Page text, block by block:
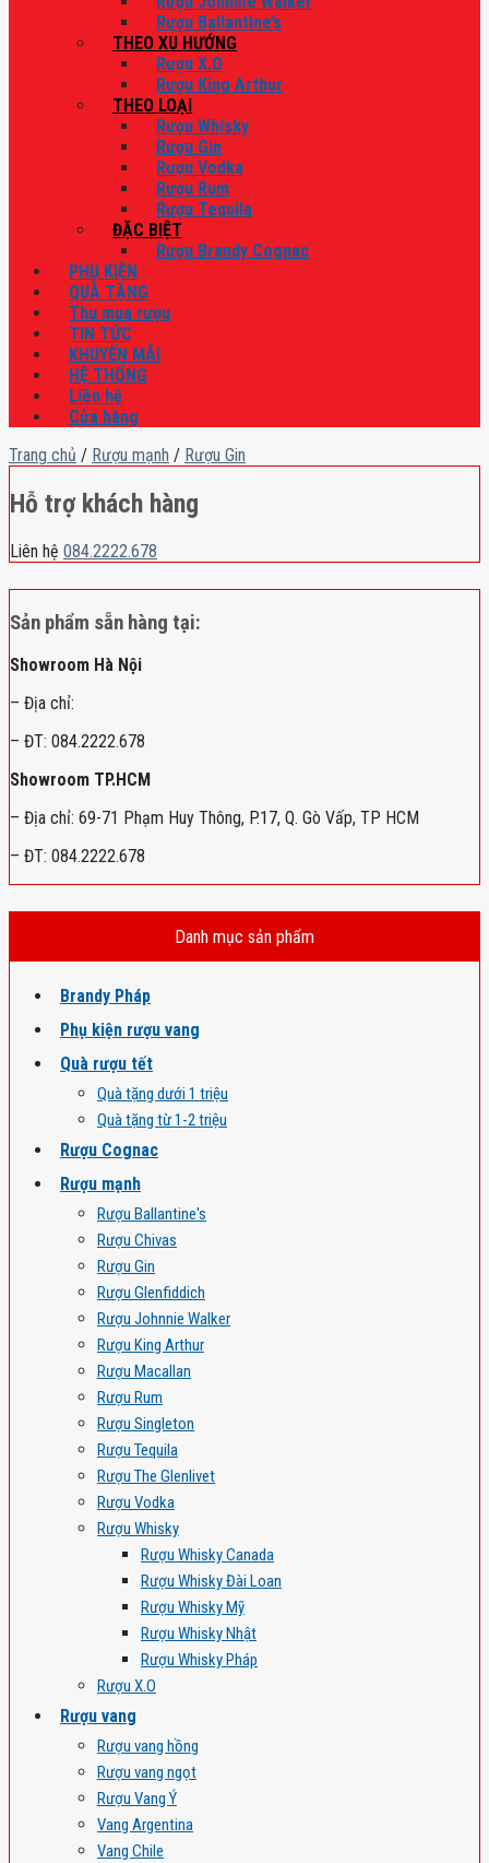
Rượu Ballantine’s
THEO XU HƯỚNG
Rượu X.O
Rượu King Arthur
THEO LOẠI
Rượu Whisky
Rượu Gin
Rượu Vodka
Rượu Rum
Rượu Tequila
ĐẶC BIỆT
Rượu Brandy Cognac
PHỤ KIỆN
QUÀ TẶNG
Thu mua rượu
TIN TỨC
KHUYẾN MÃI
HỆ THỐNG
Liên hệ
Cửa hàng
Trang chủ / Rượu mạnh / Rượu Gin
Hỗ trợ khách hàng
Liên hệ 084.2222.678
Sản phẩm sẵn hàng tại:
Showroom Hà Nội
– Địa chỉ:
– ĐT: 084.2222.678
Showroom TP.HCM
– Địa chỉ: 69-71 Phạm Huy Thông, P.17, Q. Gò Vấp, TP HCM
– ĐT: 084.2222.678
Danh mục sản phẩm
Brandy Pháp
Phụ kiện rượu vang
Quà rượu tết
Quà tặng dưới 1 triệu
Quà tặng từ 1-2 triệu
Rượu Cognac
Rượu mạnh
Rượu Ballantine's
Rượu Chivas
Rượu Gin
Rượu Glenfiddich
Rượu Johnnie Walker
Rượu King Arthur
Rượu Macallan
Rượu Rum
Rượu Singleton
Rượu Tequila
Rượu The Glenlivet
Rượu Vodka
Rượu Whisky
Rượu Whisky Canada
Rượu Whisky Đài Loan
Rượu Whisky Mỹ
Rượu Whisky Nhật
Rượu Whisky Pháp
Rượu X.O
Rượu vang
Rượu vang hồng
Rượu vang ngọt
Rượu Vang Ý
Vang Argentina
Vang Chile